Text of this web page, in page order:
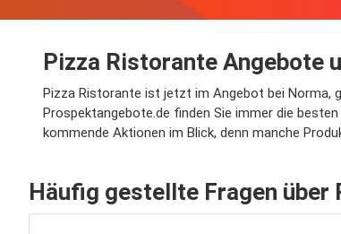
Pizza Ristorante Angebote
Pizza Ristorante ist jetzt im Angebot bei Norma,
Prospektangebote.de finden Sie immer die
kommende Aktionen im Blick, denn manche
Häufig gestellte Fragen über